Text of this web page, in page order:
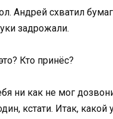
Андрей схватил
задрожали.
Кто принёс?
ни как не мог
кстати. Итак, какой